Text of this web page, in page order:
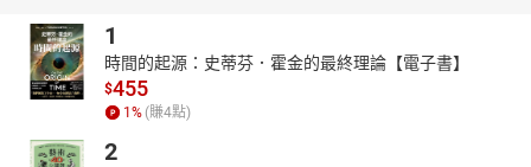
1
時間的起源：史蒂芬．霍金的最終理論【電子書】
$455
1% (賺4點)
2